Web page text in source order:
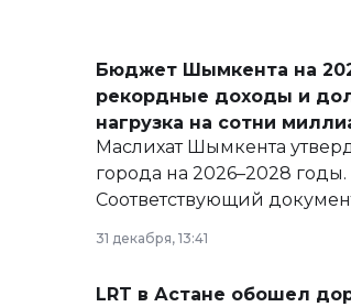
Бюджет Шымкента на
рекордные доходы и
нагрузка на сотни
Маслихат Шымкента
города на 2026–2028 годы.
Соответствующий
базе нормативных
сайте маслихат города.
31 декабря, 13:41
LRT в Астане обошел